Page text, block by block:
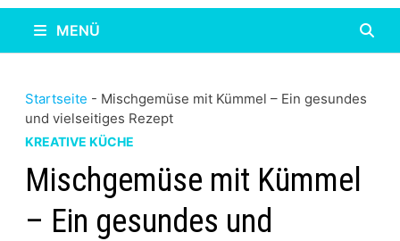
MENÜ
Startseite - Mischgemüse mit Kümmel – Ein gesundes
und vielseitiges Rezept
KREATIVE KÜCHE
Mischgemüse mit Kümmel
– Ein gesundes und